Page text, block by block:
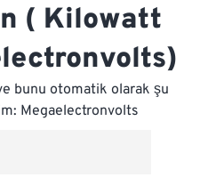
( Kilowatt
bunu otomatik olarak şu
Megaelectronvolts